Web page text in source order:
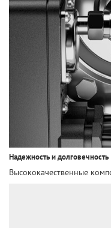
Надежность и долговечность
Высококачественные